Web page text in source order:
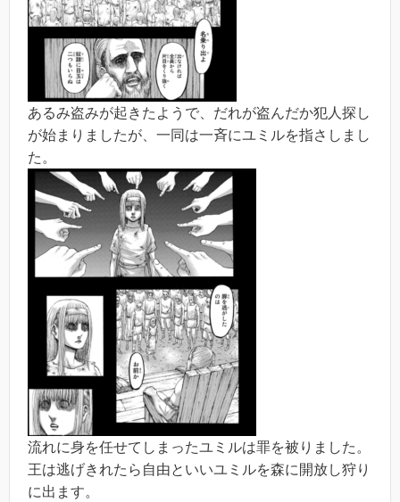
あるみ盗みが起きたようで、だれが盗んだか犯人探し
が始まりましたが、一同は一斉にユミルを指さしまし
た。
流れに身を任せてしまったユミルは罪を被りました。
王は逃げきれたら自由といいユミルを森に開放し狩り
に出ます。